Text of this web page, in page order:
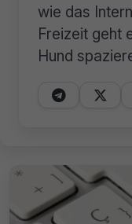
wie das
Freizeit geht
Hund
 